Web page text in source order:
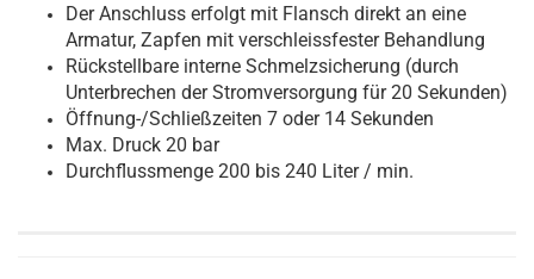
Der Anschluss erfolgt mit Flansch direkt an eine
Armatur, Zapfen mit verschleissfester Behandlung
Rückstellbare interne Schmelzsicherung (durch
Unterbrechen der Stromversorgung für 20 Sekunden)
Öffnung-/Schließzeiten 7 oder 14 Sekunden
Max. Druck 20 bar
Durchflussmenge 200 bis 240 Liter / min.